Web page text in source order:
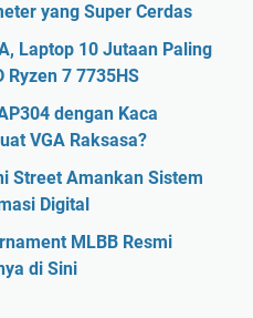
yang Super Cerdas
Laptop 10 Jutaan Paling
Ryzen 7 7735HS
dengan Kaca
VGA Raksasa?
Street Amankan Sistem
Digital
MLBB Resmi
di Sini